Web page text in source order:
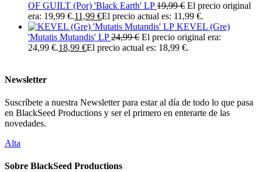
OF GUILT (Por) 'Black Earth' LP 19,99€ El precio original
era: 19,99 €.11,99 €El precio actual es: 11,99 €.
KEVEL (Gre)
'Mutatis Mutandis' LP 24,99€ El precio original era:
24,99 €.18,99 €El precio actual es: 18,99 €.
Newsletter
Suscríbete a nuestra Newsletter para estar al día de todo lo que pasa
en BlackSeed Productions y ser el primero en enterarte de las
novedades.
Alta
Sobre BlackSeed Productions